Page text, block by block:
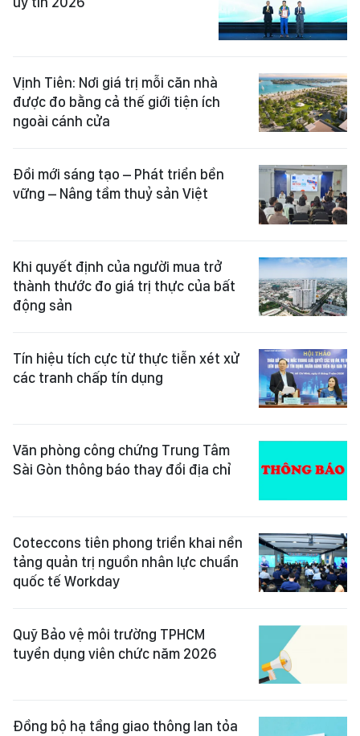
Vịnh Tiên: Nơi giá trị mỗi căn nhà
được đo bằng cả thế giới tiện ích
ngoài cánh cửa
Đổi mới sáng tạo – Phát triển bền
vững – Nâng tầm thuỷ sản Việt
Khi quyết định của người mua trở
thành thước đo giá trị thực của bất
động sản
Tín hiệu tích cực từ thực tiễn xét xử
các tranh chấp tín dụng
Văn phòng công chứng Trung Tâm
Sài Gòn thông báo thay đổi địa chỉ
Coteccons tiên phong triển khai nền
tảng quản trị nguồn nhân lực chuẩn
quốc tế Workday
Quỹ Bảo vệ môi trường TPHCM
tuyển dụng viên chức năm 2026
Đồng bộ hạ tầng giao thông lan tỏa